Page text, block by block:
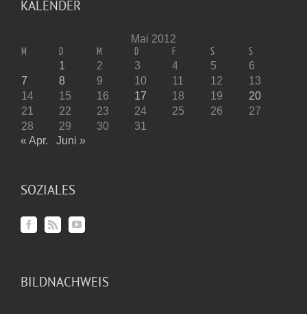
KALENDER
Mai 2012
M D M D F S S
1 2 3 4 5
6
7
8 9 10 11 12
13
14
15 16 17 18 19
20
21
22 23 24 25 26
27
28
29 30
31
« Apr.
Juni »
SOZIALES
BILDNACHWEIS